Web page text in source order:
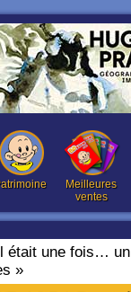
Meilleures
ventes
était une fois…
»